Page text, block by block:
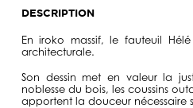
DESCRIPTION
En iroko massif, le fauteuil Hélé
architecturale.
Son dessin met en valeur la
noblesse du bois, les coussins
apportent la douceur nécessaire